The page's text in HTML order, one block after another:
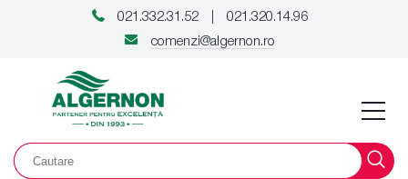
021.332.31.52
021.320.14.96
comenzi@algernon.ro